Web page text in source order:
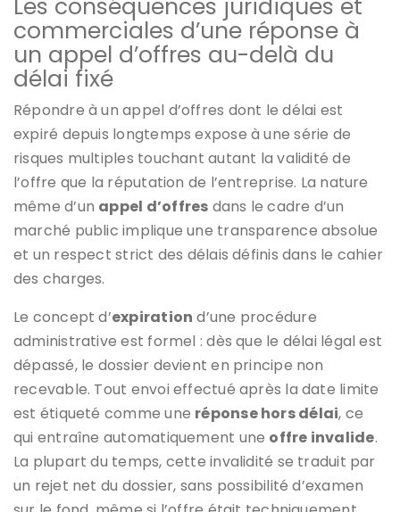
Les conséquences juridiques et
commerciales d’une réponse à
un appel d’offres au-delà du
délai fixé
Répondre à un appel d’offres dont le délai est
expiré depuis longtemps expose à une série de
risques multiples touchant autant la validité de
l’offre que la réputation de l’entreprise. La nature
même d’un appel d’offres dans le cadre d’un
marché public implique une transparence absolue
et un respect strict des délais définis dans le cahier
des charges.
Le concept d’expiration d’une procédure
administrative est formel : dès que le délai légal est
dépassé, le dossier devient en principe non
recevable. Tout envoi effectué après la date limite
est étiqueté comme une réponse hors délai, ce
qui entraîne automatiquement une offre invalide.
La plupart du temps, cette invalidité se traduit par
un rejet net du dossier, sans possibilité d’examen